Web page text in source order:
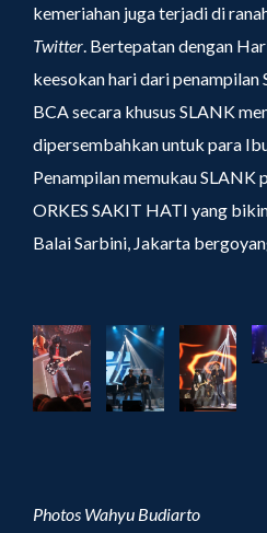
kemeriahan juga terjadi di
Twitter . Bertepatan dengan
keesokan hari dari
BCA secara khusus SLANK
dipersembahkan untuk para
Penampilan memukau SLANK
ORKES SAKIT HATI yang
Balai Sarbini, Jakarta
Photos Wahyu Budiarto